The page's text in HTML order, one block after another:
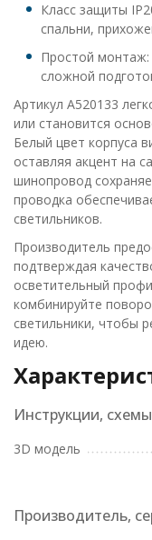
Класс защиты
спальни,
Простой монтаж:
сложной
Артикул A520133
или становится
Белый цвет корпуса
оставляя акцент на
шинопровод
проводка
светильников.
Производитель
подтверждая
осветительный
комбинируйте
светильники, чтобы
идею.
Инструкции,
3D модель
Производитель,